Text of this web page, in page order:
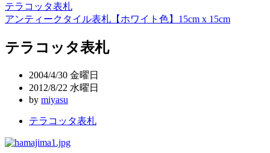
投
稿
ナ
ョ
テラコッタ表札
アンティークタイル表札【ホワイト色】15cm x 15cm
テラコッタ表札
2004/4/30 金曜日
2012/8/22 水曜日
by miyasu
テラコッタ表札